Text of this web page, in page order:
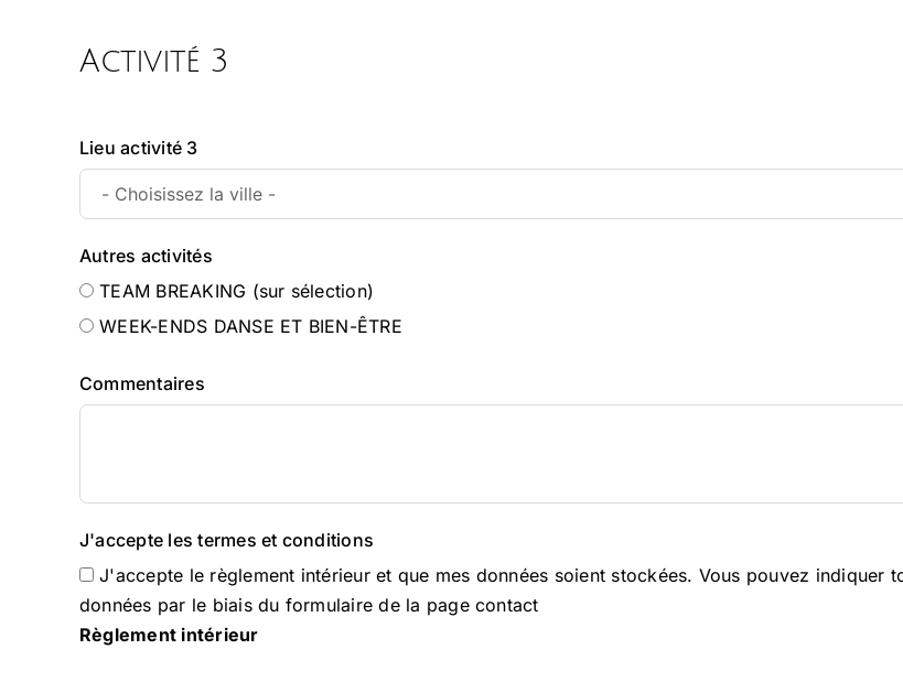
Activité 3
Lieu activité 3
Autres activités
TEAM BREAKING (sur sélection)
WEEK-ENDS DANSE ET BIEN-ÊTRE
Commentaires
J'accepte les termes et conditions
J'accepte le règlement intérieur et que mes données soient stockées. Vous pouvez indiquer
données par le biais du formulaire de la page contact
Règlement intérieur